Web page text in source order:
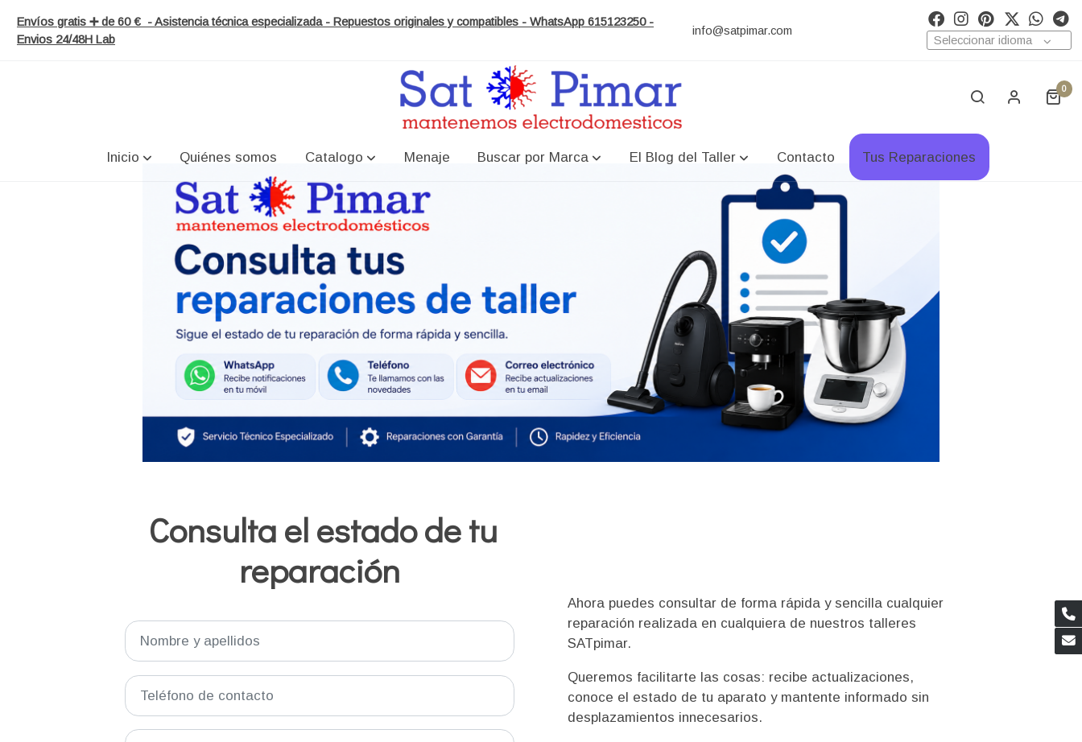
Envíos gratis ➕ de 60 € - Asistencia técnica especializada - Repuestos originales y compatibles - WhatsApp 615123250 -
Envios 24/48H Lab
info@satpimar.com
Seleccionar idioma
0
Inicio Quiénes somos Catalogo Menaje Buscar por Marca El Blog del Taller Contacto Tus Reparaciones
Ahora puedes consultar de forma rápida y sencilla cualquier
reparación realizada en cualquiera de nuestros talleres
SATpimar.
Queremos facilitarte las cosas: recibe actualizaciones,
conoce el estado de tu aparato y mantente informado sin
desplazamientos innecesarios.
Consulta el estado de tu
reparación